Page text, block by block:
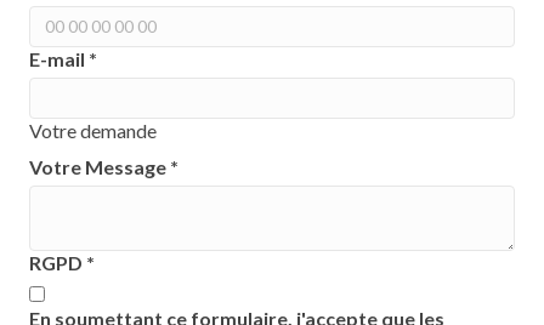
E-mail *
Votre demande
Votre Message *
RGPD *
En soumettant ce formulaire, j'accepte que les